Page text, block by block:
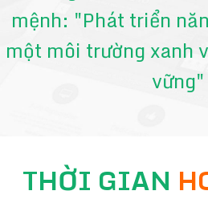
mệnh: "Phát triển
một môi trường xanh
vững"
THỜI GIAN